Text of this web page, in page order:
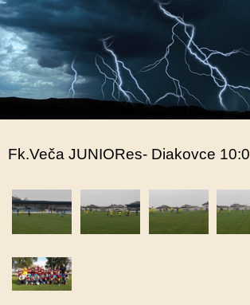
Fk.Veča JUNIORes- Diakovce 10:0